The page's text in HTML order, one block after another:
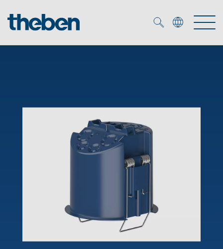
Smart Home
Nærværs- og bevegelsesdetektor
Tids- og lysstyring
OEM løsninger
Kataloger og brosjyrer
Theben AG
Din kontaktperson hos Theben